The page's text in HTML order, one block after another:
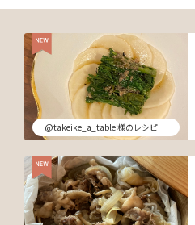
@takeike_a_table 様のレシピ